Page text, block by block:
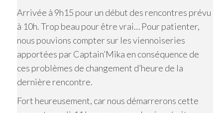
Arrivée à 9h15 pour un début des rencontres prévu
à 10h. Trop beau pour être vrai… Pour patienter,
nous pouvions compter sur les viennoiseries
apportées par Captain’Mika en conséquence de
ces problèmes de changement d’heure de la
dernière rencontre.
Fort heureusement, car nous démarrerons cette